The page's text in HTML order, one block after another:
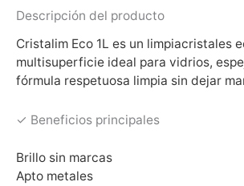
Descripción del producto
Cristalim Eco 1L es un limpiacristales
multisuperficie ideal para vidrios,
fórmula respetuosa limpia sin dejar
✓ Beneficios principales
Brillo sin marcas
Apto metales